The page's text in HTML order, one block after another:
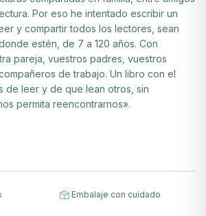
Por eso he intentado escribir un
y compartir todos los lectores, sean
estén, de 7 a 120 años. Con
pareja, vuestros padres, vuestros
de trabajo. Un libro con el
de leer y de que lean otros, sin
permita reencontrarnos».
Embalaje con cuidado